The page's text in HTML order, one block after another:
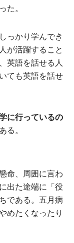
た。
っかり学んでき
が活躍すること
英語を話せる人
ても英語を話せ
に行っているの
る。
命、周囲に言わ
出た途端に「役
である。五月病
めたくなったり